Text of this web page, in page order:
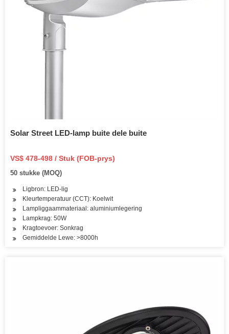
Solar Street LED-lamp buite dele buite
VS$ 478-498 / Stuk (FOB-prys)
50 stukke (MOQ)
Ligbron: LED-lig
Kleurtemperatuur (CCT): Koelwit
Lampliggaammateriaal: aluminiumlegering
Lampkrag: 50W
Kragtoevoer: Sonkrag
Gemiddelde Lewe: >8000h